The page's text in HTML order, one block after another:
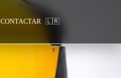
CONTACTAR 🇱🇷